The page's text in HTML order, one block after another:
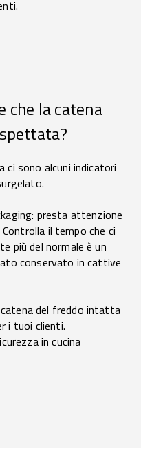
che la catena
ci sono alcuni indicatori
presta attenzione
il tempo che ci
più del normale è un
conservato in cattive
catena del freddo intatta
i tuoi clienti.
in cucina